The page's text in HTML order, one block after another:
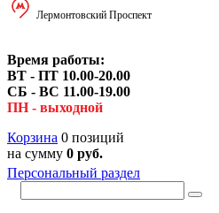
Лермонтовский Проспект
Время работы:
ВТ - ПТ 10.00-20.00
СБ - ВС 11.00-19.00
ПН - выходной
Корзина 0 позиций
на сумму 0 руб.
Персональный раздел